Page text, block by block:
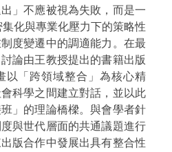
」不應被視為失敗，而是一
化與專業化壓力下的策略性
度變遷中的調適能力。在最
論由王教授提出的書籍出版
以「跨領域整合」為核心精
科學之間建立對話，並以此
」的理論橋樑。與會學者針
與世代層面的共通議題進行
版合作中發展出具有整合性